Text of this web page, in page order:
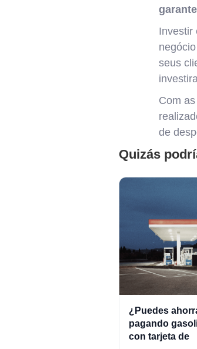
Investir
seus
Com
de
Quizás
¿Puedes
pagando
con tarjeta de